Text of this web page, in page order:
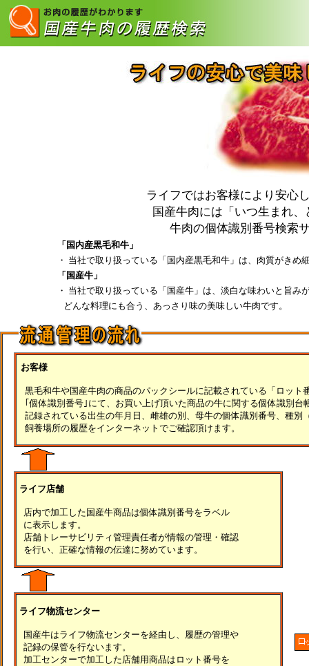
ライフではお客様により安心
国産牛肉には「いつ生まれ
牛肉の個体識別番号検索
「国内産黒毛和牛」
・ 当社で取り扱っている「国内産黒毛和牛」は、肉質がき
「国産牛」
・ 当社で取り扱っている「国産牛」は、淡白な味わいと旨み
どんな料理にも合う、あっさり味の美味しい牛肉です。
お客様
黒毛和牛や国産牛肉の商品のパックシールに記載されている「ロット
｢個体識別番号｣にて、お買い上げ頂いた商品の牛に関する個体識別台
記録されている出生の年月日、雌雄の別、母牛の個体識別番号、種別
飼養場所の履歴をインターネットでご確認頂けます。
ライフ店舗
店内で加工した国産牛商品は個体識別番号をラベル
に表示します。
店舗トレーサビリティ管理責任者が情報の管理・確認
を行い、正確な情報の伝達に努めています。
ライフ物流センター
国産牛はライフ物流センターを経由し、履歴の管理や
記録の保管を行ないます。
加工センターで加工した店舗用商品はロット番号を